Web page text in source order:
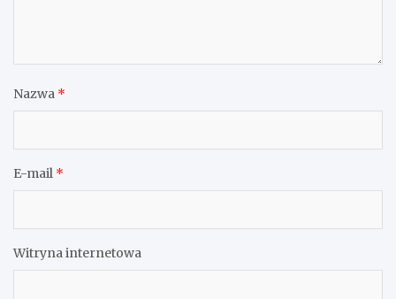
Nazwa *
E-mail *
Witryna internetowa